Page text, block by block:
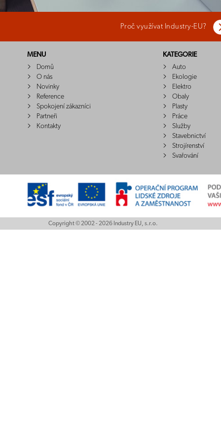
Proč využívat Industry-EU?
MENU
Domů
O nás
Novinky
Reference
Spokojení zákazníci
Partneři
Kontakty
KATEGORIE
Auto
Ekologie
Elektro
Obaly
Plasty
Práce
Služby
Stavebnictví
Strojírenství
Svařování
Copyright © 2002 - 2026 Industry EU, s.r.o.